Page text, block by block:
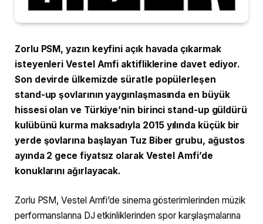
Zorlu PSM, yazın keyfini açık havada çıkarmak
isteyenleri Vestel Amfi aktifliklerine davet ediyor.
Son devirde ülkemizde süratle popülerleşen
stand-up şovlarının yaygınlaşmasında en büyük
hissesi olan ve Türkiye’nin birinci stand-up güldürü
kulübünü kurma maksadıyla 2015 yılında küçük bir
yerde şovlarına başlayan Tuz Biber grubu, ağustos
ayında 2 gece fiyatsız olarak Vestel Amfi’de
konuklarını ağırlayacak.
Zorlu PSM, Vestel Amfi’de sinema gösterimlerinden müzik
performanslarına DJ etkinliklerinden spor karşılaşmalarına